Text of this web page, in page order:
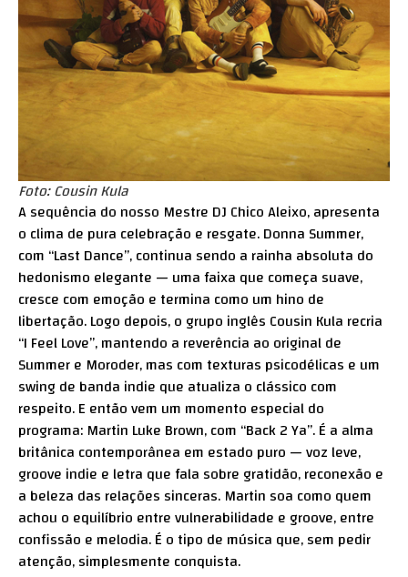
Foto: Cousin Kula
A sequência do nosso Mestre DJ Chico Aleixo, apresenta
o clima de pura celebração e resgate. Donna Summer,
com “Last Dance”, continua sendo a rainha absoluta do
hedonismo elegante — uma faixa que começa suave,
cresce com emoção e termina como um hino de
libertação. Logo depois, o grupo inglês Cousin Kula recria
“I Feel Love”, mantendo a reverência ao original de
Summer e Moroder, mas com texturas psicodélicas e um
swing de banda indie que atualiza o clássico com
respeito. E então vem um momento especial do
programa: Martin Luke Brown, com “Back 2 Ya”. É a alma
britânica contemporânea em estado puro — voz leve,
groove indie e letra que fala sobre gratidão, reconexão e
a beleza das relações sinceras. Martin soa como quem
achou o equilíbrio entre vulnerabilidade e groove, entre
confissão e melodia. É o tipo de música que, sem pedir
atenção, simplesmente conquista.